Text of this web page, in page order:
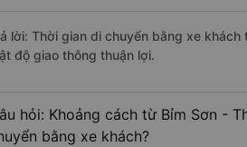
lời: Thời gian di chuyển bằng xe
độ giao thông thuận lợi.
hỏi: Khoảng cách từ Bỉm Sơn -
bằng xe khách?